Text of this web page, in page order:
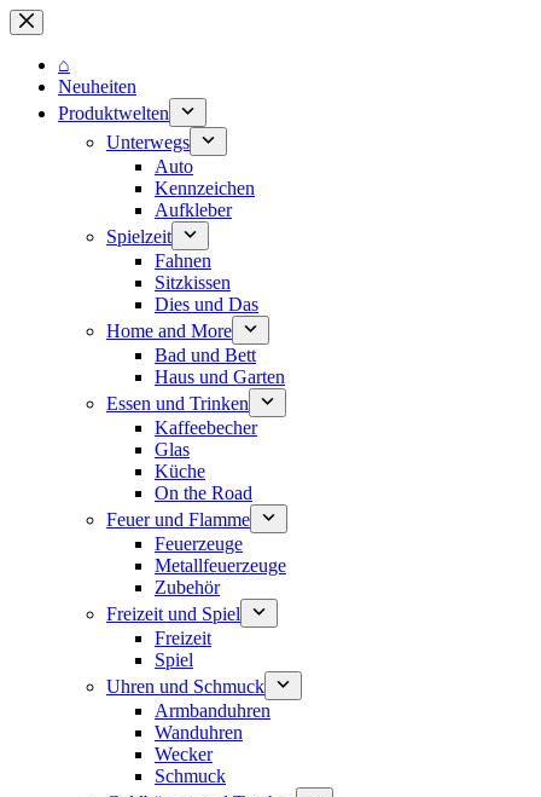
Zum
Inhalt
springen
⌂
Neuheiten
Produktwelten
Unterwegs
Auto
Kennzeichen
Aufkleber
Spielzeit
Fahnen
Sitzkissen
Dies und Das
Home and More
Bad und Bett
Haus und Garten
Essen und Trinken
Kaffeebecher
Glas
Küche
On the Road
Feuer und Flamme
Feuerzeuge
Metallfeuerzeuge
Zubehör
Freizeit und Spiel
Freizeit
Spiel
Uhren und Schmuck
Armbanduhren
Wanduhren
Wecker
Schmuck